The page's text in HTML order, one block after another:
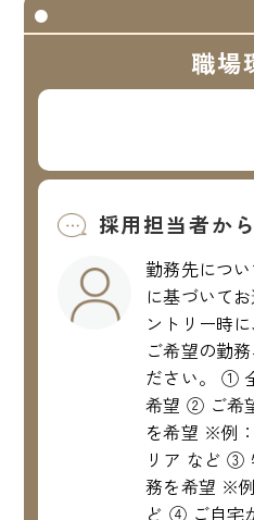
職場
採用担当者か
勤務先につ
に基づいて
ントリー時
ご希望の勤
ださい。 ①
希望 ② ご希
を希望 ※例
リア など ③
務を希望 ※
ど ④ ご自宅